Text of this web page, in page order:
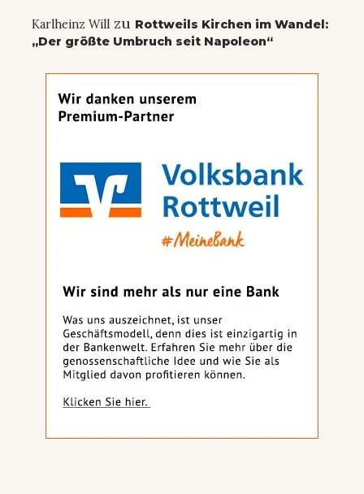
Karlheinz Will zu Rottweils Kirchen im Wandel:
„Der größte Umbruch seit Napoleon“